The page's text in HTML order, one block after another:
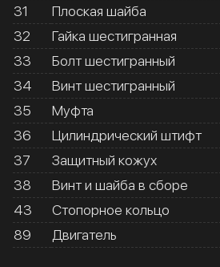
31
Плоская шайба
32
Гайка шестигранная
33
Болт шестигранный
34
Винт шестигранный
35
Муфта
36
Цилиндрический штифт
37
Защитный кожух
38
Винт и шайба в сборе
43
Стопорное кольцо
89
Двигатель